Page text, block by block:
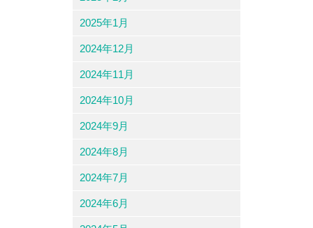
2025年1月
2024年12月
2024年11月
2024年10月
2024年9月
2024年8月
2024年7月
2024年6月